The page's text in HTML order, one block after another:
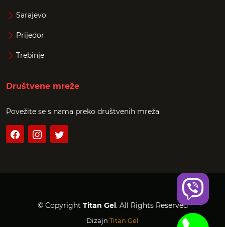
Sarajevo
Prijedor
Trebinje
Društvene mreže
Povežite se s nama preko društvenih mreža
© Copyright Titan Gel. All Rights Reserved
Dizajn Titan Gel